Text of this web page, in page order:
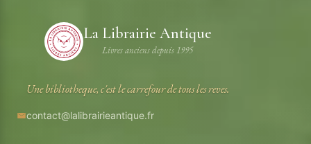
La Librairie Antique
Livres anciens depuis 1995
Une bibliotheque, c'est le carrefour de tous les reves.
contact@lalibrairieantique.fr